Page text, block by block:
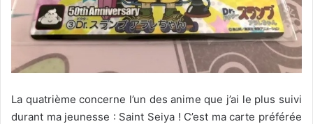
La quatrième concerne l’un des anime que j’ai le plus suivi
durant ma jeunesse : Saint Seiya ! C’est ma carte préférée